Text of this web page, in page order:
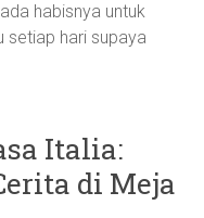
habisnya untuk
setiap hari supaya
Italia:
di Meja